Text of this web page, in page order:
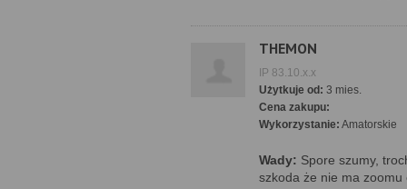
THEMON
IP 83.10.x.x
Użytkuje od: 3 mies.
Cena zakupu:
Wykorzystanie: Amatorskie
Wady: Spore szumy,
szkoda że nie ma